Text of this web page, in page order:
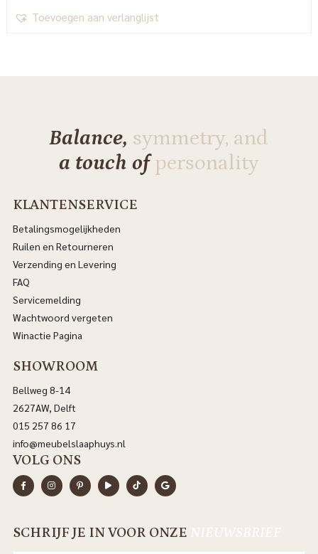
Toevoegen aan verlanglijst
Balance, symmetry, and
a touch ofpersonality
KLANTENSERVICE
Betalingsmogelijkheden
Ruilen en Retourneren
Verzending en Levering
FAQ
Servicemelding
Wachtwoord vergeten
Winactie Pagina
SHOWROOM
Bellweg 8-14
2627AW, Delft
015 257 86 17
info@meubelslaaphuys.nl
VOLG ONS
SCHRIJF JE IN VOOR ONZE NIEUWSBRIEF